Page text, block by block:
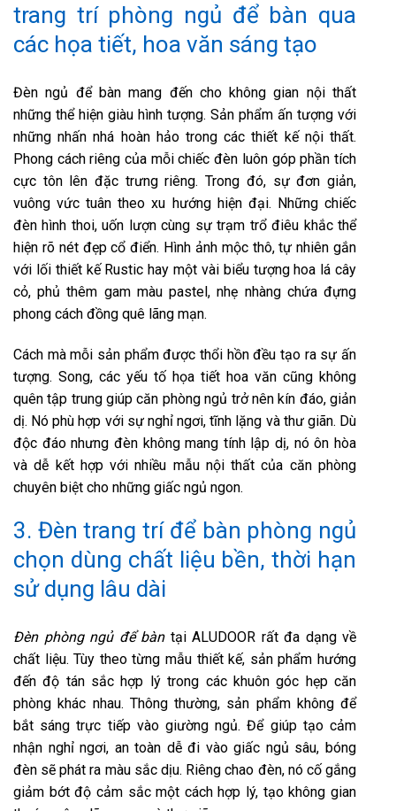
trang trí phòng ngủ để bàn qua
các họa tiết, hoa văn sáng tạo
Đèn ngủ để bàn mang đến cho không gian nội thất
những thể hiện giàu hình tượng. Sản phẩm ấn tượng với
những nhấn nhá hoàn hảo trong các thiết kế nội thất.
Phong cách riêng của mỗi chiếc đèn luôn góp phần tích
cực tôn lên đặc trưng riêng. Trong đó, sự đơn giản,
vuông vức tuân theo xu hướng hiện đại. Những chiếc
đèn hình thoi, uốn lượn cùng sự trạm trổ điêu khắc thể
hiện rõ nét đẹp cổ điển. Hình ảnh mộc thô, tự nhiên gắn
với lối thiết kế Rustic hay một vài biểu tượng hoa lá cây
cỏ, phủ thêm gam màu pastel, nhẹ nhàng chứa đựng
phong cách đồng quê lãng mạn.
Cách mà mỗi sản phẩm được thổi hồn đều tạo ra sự ấn
tượng. Song, các yếu tố họa tiết hoa văn cũng không
quên tập trung giúp căn phòng ngủ trở nên kín đáo, giản
dị. Nó phù hợp với sự nghỉ ngơi, tĩnh lặng và thư giãn. Dù
độc đáo nhưng đèn không mang tính lập dị, nó ôn hòa
và dễ kết hợp với nhiều mẫu nội thất của căn phòng
chuyên biệt cho những giấc ngủ ngon.
3. Đèn trang trí để bàn phòng ngủ
chọn dùng chất liệu bền, thời hạn
sử dụng lâu dài
Đèn phòng ngủ để bàntại ALUDOOR rất đa dạng về
chất liệu. Tùy theo từng mẫu thiết kế, sản phẩm hướng
đến độ tán sắc hợp lý trong các khuôn góc hẹp căn
phòng khác nhau. Thông thường, sản phẩm không để
bắt sáng trực tiếp vào giường ngủ. Để giúp tạo cảm
nhận nghỉ ngơi, an toàn dễ đi vào giấc ngủ sâu, bóng
đèn sẽ phát ra màu sắc dịu. Riêng chao đèn, nó cố gắng
giảm bớt độ cảm sắc một cách hợp lý, tạo không gian